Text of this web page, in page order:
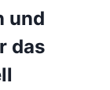
und
das